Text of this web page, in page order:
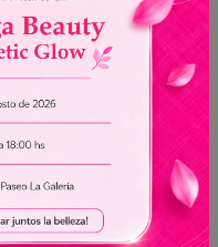
3528-8462
3025-7736